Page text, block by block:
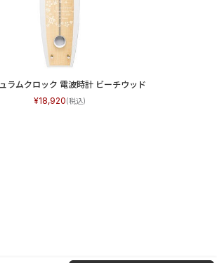
ラムクロック 電波時計 ビーチウッド
18,920